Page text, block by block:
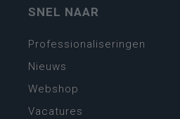
SNEL NAAR
Professionaliseringen
Nieuws
Webshop
Vacatures